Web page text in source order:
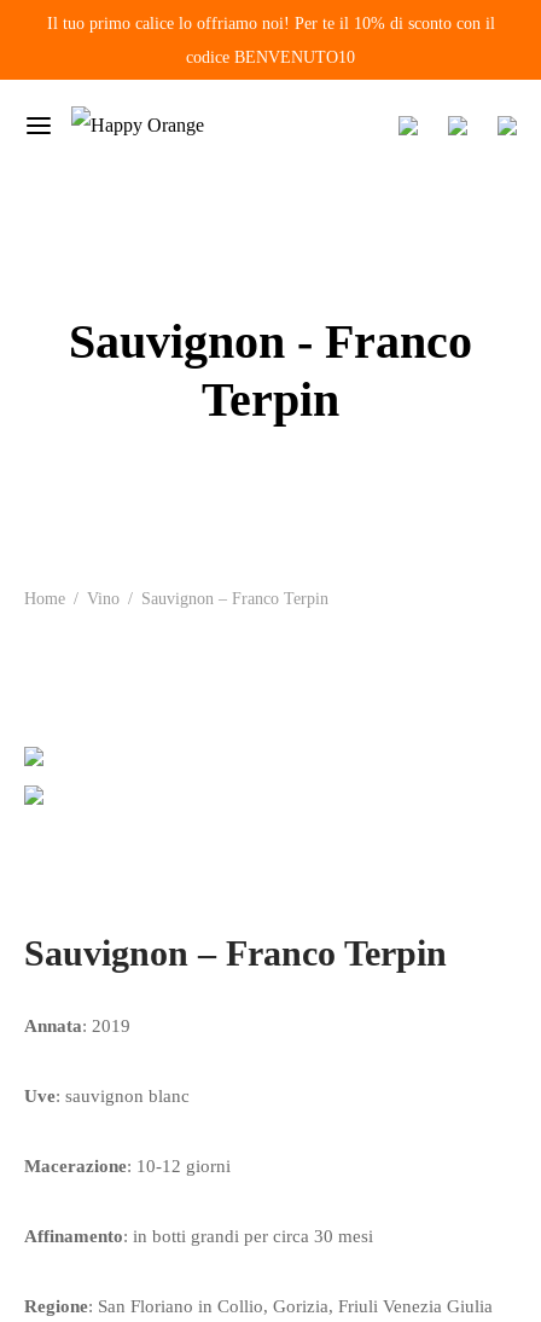
Il tuo primo calice lo offriamo noi! Per te il 10% di sconto con il
codice BENVENUTO10
Sauvignon - Franco
Terpin
Home / Vino / Sauvignon – Franco Terpin
Sauvignon – Franco Terpin
Annata: 2019
Uve: sauvignon blanc
Macerazione: 10-12 giorni
Affinamento: in botti grandi per circa 30 mesi
Regione: San Floriano in Collio, Gorizia, Friuli Venezia Giulia